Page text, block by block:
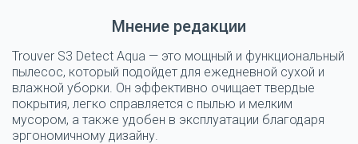
Мнение редакции
Trouver S3 Detect Aqua — это мощный и функциональный
пылесос, который подойдет для ежедневной сухой и
влажной уборки. Он эффективно очищает твердые
покрытия, легко справляется с пылью и мелким
мусором, а также удобен в эксплуатации благодаря
эргономичному дизайну.